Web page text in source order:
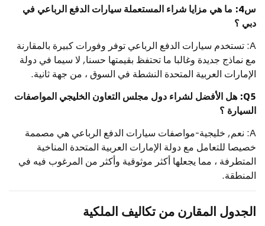
س4: ما هي مزايا شراء المستعملة سيارات الدفع الرباعي في
دبي ؟
A: تستخدم سيارات الدفع الرباعي توفر وفورات كبيرة بالمقارنة
مع نماذج جديدة وغالبا ما تحتفظ بقيمتها حسنا, لا سيما في دولة
الإمارات العربية المتحدة النشطة في السوق ، من جهة ثانية.
Q5: هل الأفضل لشراء دول مجلس التعاون الخليجي المواصفات
السيارة ؟
A: نعم, خليجية-مواصفات سيارات الدفع الرباعي هي مصممة
خصيصا للتعامل مع دولة الإمارات العربية المتحدة المناخية
المتطرفة ، مما يجعلها أكثر موثوقية وأكثر من المرغوب فيه في
المنطقة.
الجدول المقارن من تكاليف الملكية